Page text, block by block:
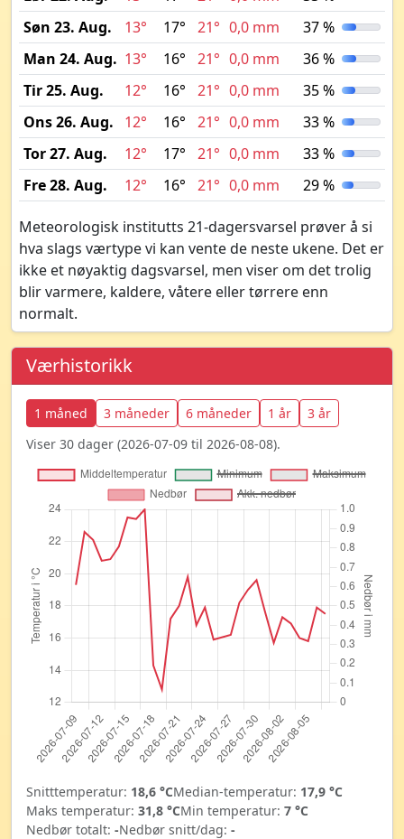
Søn 23. Aug.
13° 17° 21° 0,0 mm
37 %
Man 24. Aug. 13° 16° 21° 0,0 mm
36 %
Tir 25. Aug.
12° 16° 21° 0,0 mm
35 %
Ons 26. Aug.
12° 16° 21° 0,0 mm
33 %
Tor 27. Aug.
12° 17° 21° 0,0 mm
33 %
Fre 28. Aug.
12° 16° 21° 0,0 mm 29 %
Meteorologisk institutts 21-dagersvarsel prøver å si
hva slags værtype vi kan vente de neste ukene. Det er
ikke et nøyaktig dagsvarsel, men viser om det trolig
blir varmere, kaldere, våtere eller tørrere enn
normalt.
Værhistorikk
1 måned 3 måneder 6 måneder 1 år
3 år
Viser 30 dager (2026-07-09 til 2026-08-08).
Snitttemperatur: 18,6 °CMedian-temperatur: 17,9 °C
Maks temperatur: 31,8 °CMin temperatur: 7 °C
Nedbør totalt: -Nedbør snitt/dag: -